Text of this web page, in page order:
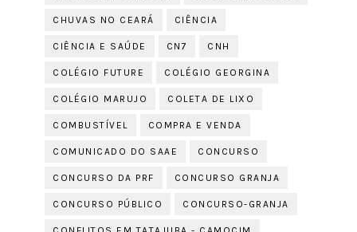
CHUVAS NO CEARÁ CIÊNCIA
CIÊNCIA E SAÚDE CN7 CNH
COLÉGIO FUTURE COLÉGIO GEORGINA
COLÉGIO MARUJO COLETA DE LIXO
COMBUSTÍVEL COMPRA E VENDA
COMUNICADO DO SAAE CONCURSO
CONCURSO DA PRF CONCURSO GRANJA
CONCURSO PÚBLICO CONCURSO-GRANJA